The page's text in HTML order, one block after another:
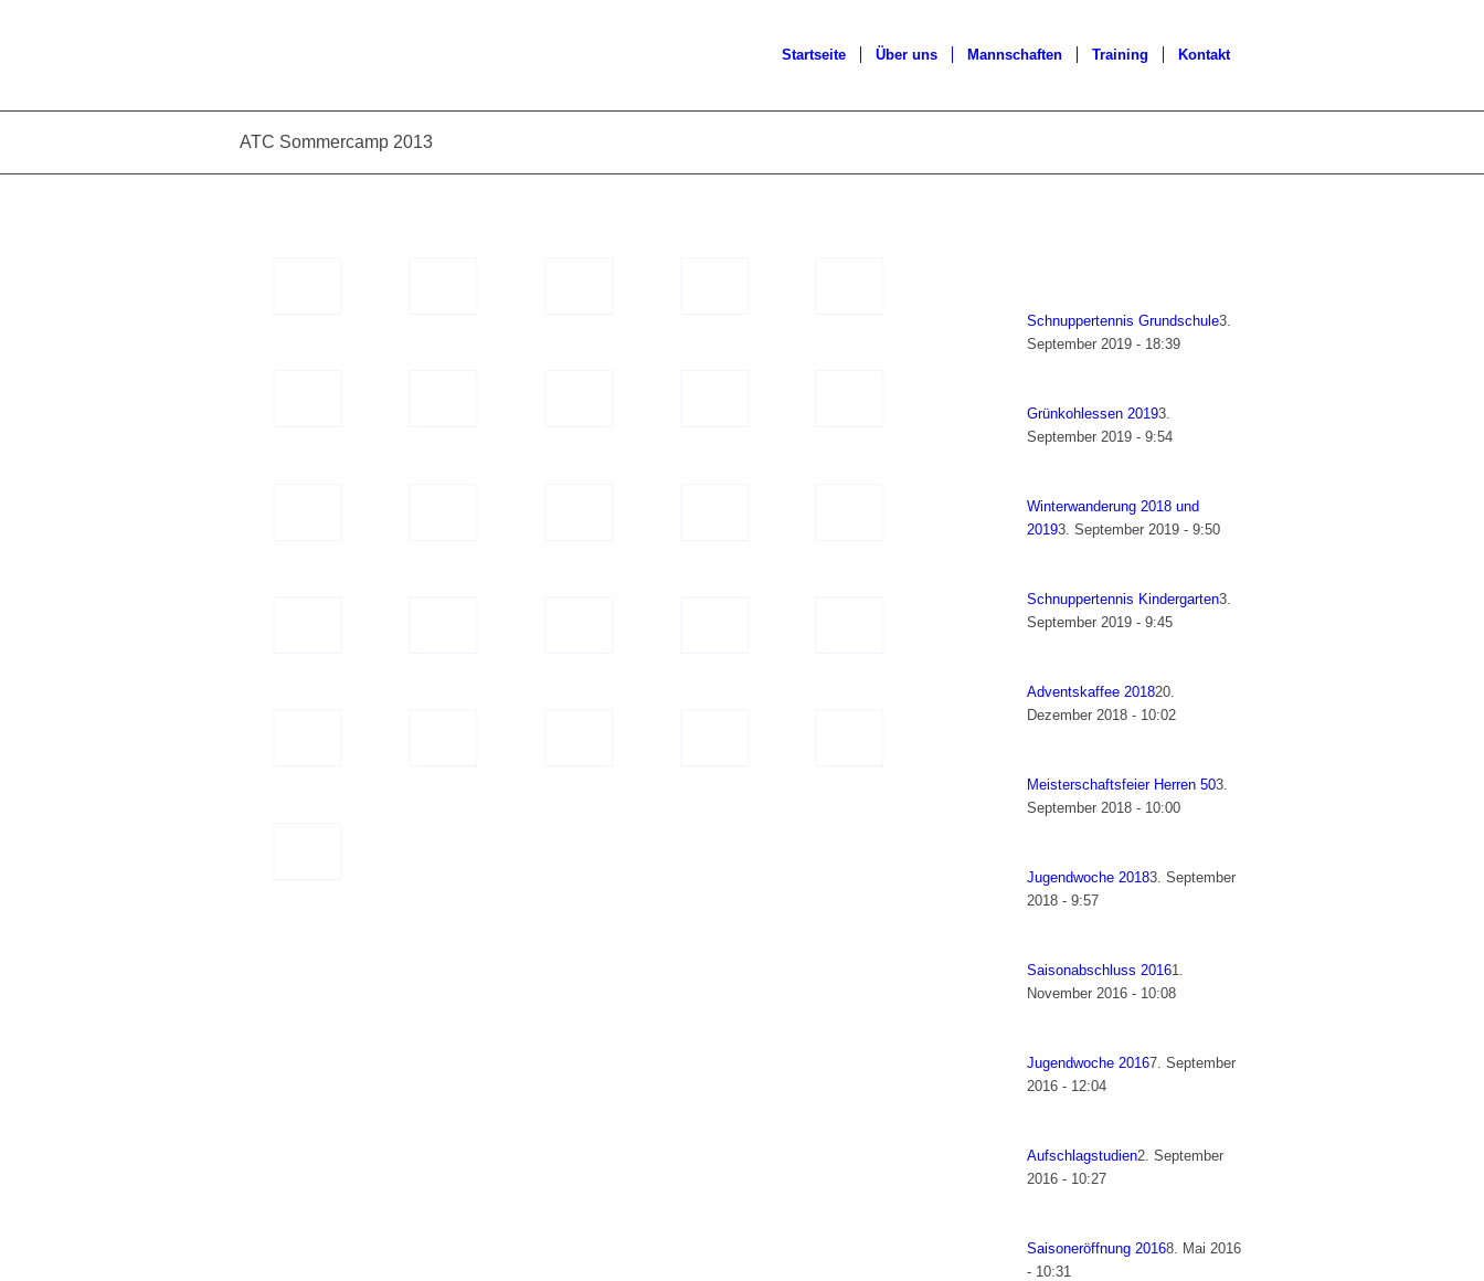
Startseite Über uns Mannschaften Training Kontakt
ATC Sommercamp 2013
Schnuppertennis Grundschule3.
September 2019 - 18:39
Grünkohlessen 20193.
September 2019 - 9:54
Winterwanderung 2018 und
20193. September 2019 - 9:50
Schnuppertennis Kindergarten3.
September 2019 - 9:45
Adventskaffee 201820.
Dezember 2018 - 10:02
Meisterschaftsfeier Herren 503.
September 2018 - 10:00
Jugendwoche 20183. September
2018 - 9:57
Saisonabschluss 20161.
November 2016 - 10:08
Jugendwoche 20167. September
2016 - 12:04
Aufschlagstudien2. September
2016 - 10:27
Saisoneröffnung 20168. Mai 2016
- 10:31